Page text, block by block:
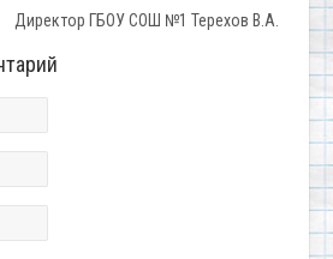
Директор ГБОУ СОШ №1 Терехов В.А.